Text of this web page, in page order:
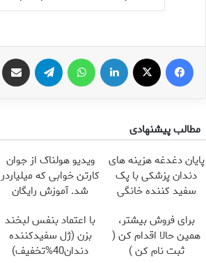
فیس بوک لینکدین تلگرام
مطالب پیشنهادی
پایان دغدغه هزینه های
دندان پزشکی با پک
سفید کننده خانگی
ویدیو هولناک از جوان
کارتن خوابی که میلیاردر
شد. آموزش رایگان
برای فروش بیشتر،
همین حالا اقدام کن (
ثبت نام کن )
با اعتماد بنفس لبخند
بزن (ژل سفیدکننده
دندان40%تخفیف)